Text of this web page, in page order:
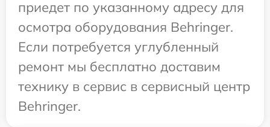
приедет по указанному адресу для
осмотра оборудования Behringer.
Если потребуется углубленный
ремонт мы бесплатно доставим
технику в сервис в сервисный центр
Behringer.